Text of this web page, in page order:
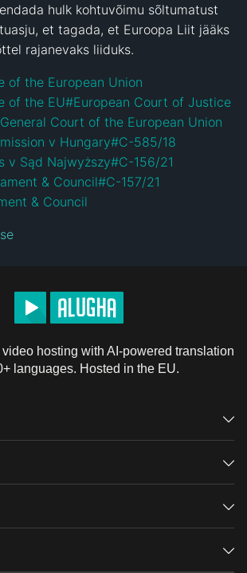
hulk kohtuvõimu sõltumatust
et tagada, et Euroopa Liit jääks
rajanevaks liiduks.
of the European Union
of the EU#European Court of Justice
General Court of the European Union
v Hungary#C-585/18
v Sąd Najwyższy#C-156/21
& Council#C-157/21
& Council
hosting with AI-powered translation
languages. Hosted in the EU.